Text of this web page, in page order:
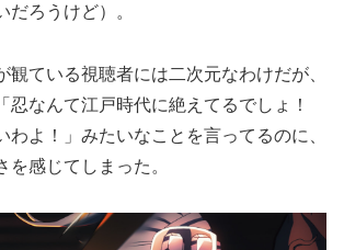
だろうけど）。
観ている視聴者には二次元なわけだが、
忍なんて江戸時代に絶えてるでしょ！
わよ！」みたいなことを言ってるのに、
を感じてしまった。